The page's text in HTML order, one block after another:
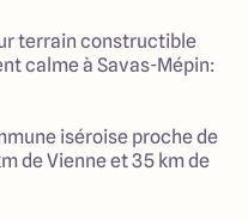
terrain constructible
calme à Savas-Mépin:
iséroise proche de
de Vienne et 35 km de